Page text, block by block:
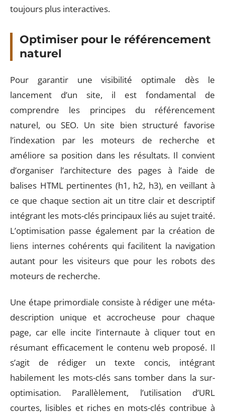
toujours plus interactives.
Optimiser pour le référencement
naturel
Pour garantir une visibilité optimale dès le
lancement d’un site, il est fondamental de
comprendre les principes du référencement
naturel, ou SEO. Un site bien structuré favorise
l’indexation par les moteurs de recherche et
améliore sa position dans les résultats. Il convient
d’organiser l’architecture des pages à l’aide de
balises HTML pertinentes (h1, h2, h3), en veillant à
ce que chaque section ait un titre clair et descriptif
intégrant les mots-clés principaux liés au sujet traité.
L’optimisation passe également par la création de
liens internes cohérents qui facilitent la navigation
autant pour les visiteurs que pour les robots des
moteurs de recherche.
Une étape primordiale consiste à rédiger une méta-
description unique et accrocheuse pour chaque
page, car elle incite l’internaute à cliquer tout en
résumant efficacement le contenu web proposé. Il
s’agit de rédiger un texte concis, intégrant
habilement les mots-clés sans tomber dans la sur-
optimisation. Parallèlement, l’utilisation d’URL
courtes, lisibles et riches en mots-clés contribue à